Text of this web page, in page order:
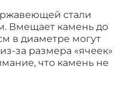
стали
Вмещает камень до
в диаметре могут
за размера «ячеек»
что камень не